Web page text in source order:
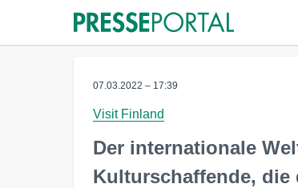
07.03.2022 – 17:39
Visit Finland
Der internationale
Kulturschaffende, die